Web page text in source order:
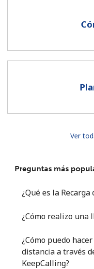
Al abrir una cuenta en
Ver
Preguntas más
¿Qué es la Recarga
¿Cómo realizo una
¿Cómo puedo
distancia a través
KeepCalling?